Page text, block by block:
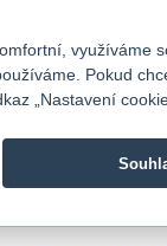
Fio banka
využíváme
Pokud
„Nastavení